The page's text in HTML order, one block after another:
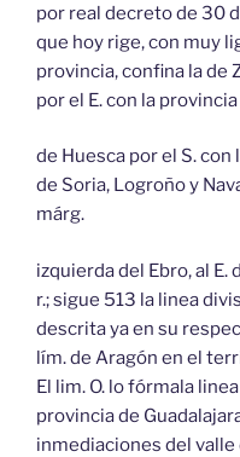
por real decreto de 30
que hoy rige, con muy
provincia, confina la de
por el E. con la provincia
de Huesca por el S. con
de Soria, Logroño y
márg.
izquierda del Ebro, al
r.; sigue 513 la linea
descrita ya en su
lím. de Aragón en el
El lim. O. lo fórmala
provincia de
inmediaciones del valle